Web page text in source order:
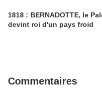
1818 : BERNADOTTE, le
devint roi d'un pays froid
Commentaires